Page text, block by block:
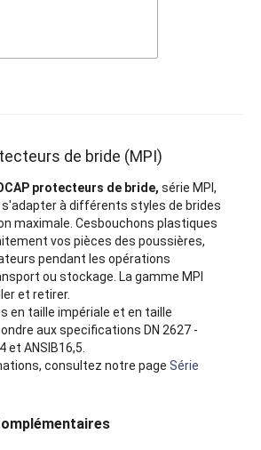
de bride (MPI)
protecteurs de bride,série MPI,
à différents styles de brides
maximale. Cesbouchons plastiques
vos pièces des poussières,
pendant les opérations
ou stockage. La gamme MPI
et retirer.
en taille impériale et en taille
aux specifications DN 2627 -
et ANSIB16,5.
consultez notre pageSérie